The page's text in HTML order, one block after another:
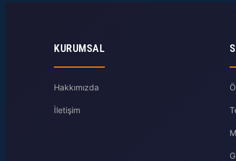
KURUMSAL
Hakkımızda
İletişim